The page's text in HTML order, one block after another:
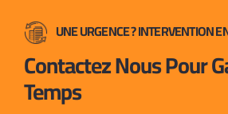
UNE URGENCE ? INTERVENTION
Contactez Nous Pour
Temps